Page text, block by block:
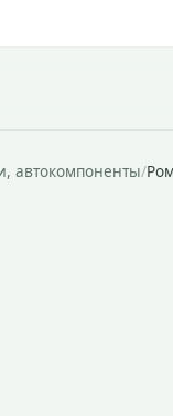
автокомпоненты/